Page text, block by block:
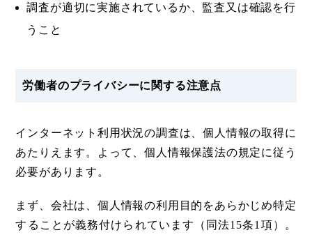
調査が適切に実施されているか、監査又は確認を行
うこと
労働者のプライバシーに関する注意点
インターネット利用状況の調査は、個人情報の取得に
あたりえます。よって、個人情報保護法の規定に従う
必要があります。
まず、会社は、個人情報の利用目的をあらかじめ特定
することが義務付けられています（同法15条1項）。